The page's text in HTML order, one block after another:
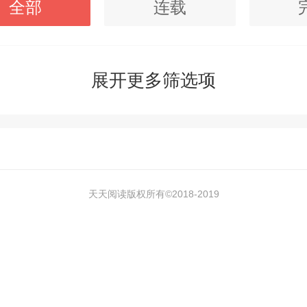
全部 连载
展开更多筛选项
天天阅读版权所有©2018-2019